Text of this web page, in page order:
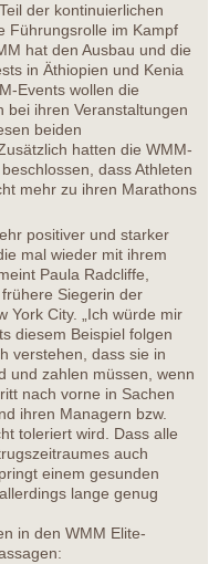
der kontinuierlichen
Führungsrolle im Kampf
hat den Ausbau und die
in Äthiopien und Kenia
Events wollen die
bei ihren Veranstaltungen
beiden
hatten die WMM-
dass Athleten
mehr zu ihren Marathons
positiver und starker
mal wieder mit ihrem
Paula Radcliffe,
Siegerin der
York City. „Ich würde mir
diesem Beispiel folgen
verstehen, dass sie in
und zahlen müssen, wenn
nach vorne in Sachen
ihren Managern bzw.
toleriert wird. Dass alle
auch
einem gesunden
lange genug
in den WMM Elite-